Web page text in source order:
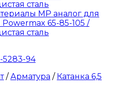
сталь
MP аналог для
Powermax 65-85-105 /
сталь
/ Арматура / Катанка 6,5